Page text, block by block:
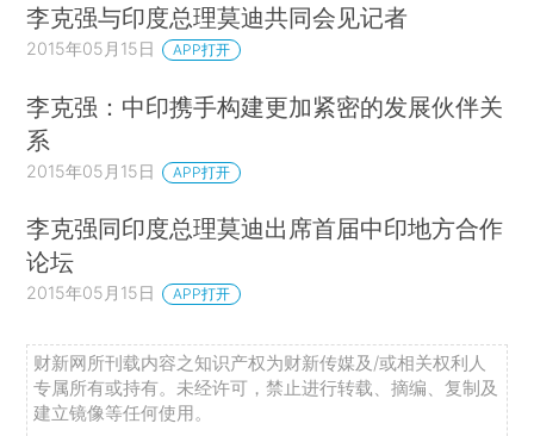
李克强与印度总理莫迪共同会见记者
2015年05月15日 APP打开
李克强：中印携手构建更加紧密的发展伙伴关
系
2015年05月15日 APP打开
李克强同印度总理莫迪出席首届中印地方合作
论坛
2015年05月15日 APP打开
财新网所刊载内容之知识产权为财新传媒及/或相关权利人
专属所有或持有。未经许可，禁止进行转载、摘编、复制及
建立镜像等任何使用。